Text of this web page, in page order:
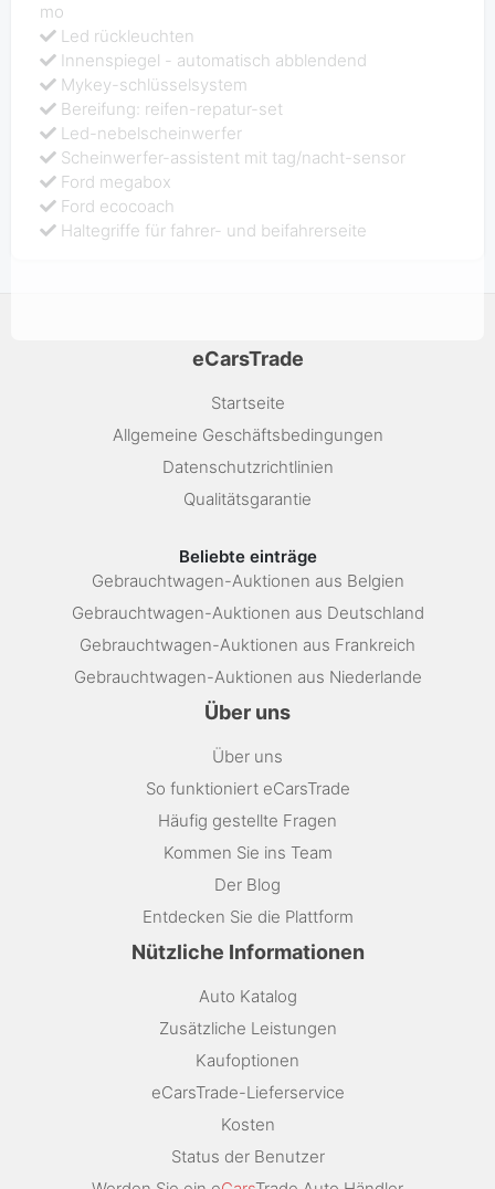
mo
Led rückleuchten
Innenspiegel - automatisch abblendend
Mykey-schlüsselsystem
Bereifung: reifen-repatur-set
Led-nebelscheinwerfer
Scheinwerfer-assistent mit tag/nacht-sensor
Ford megabox
Ford ecocoach
Haltegriffe für fahrer- und beifahrerseite
eCarsTrade
Startseite
Allgemeine Geschäftsbedingungen
Datenschutzrichtlinien
Qualitätsgarantie
Beliebte einträge
Gebrauchtwagen-Auktionen aus Belgien
Gebrauchtwagen-Auktionen aus Deutschland
Gebrauchtwagen-Auktionen aus Frankreich
Gebrauchtwagen-Auktionen aus Niederlande
Über uns
Über uns
So funktioniert eCarsTrade
Häufig gestellte Fragen
Kommen Sie ins Team
Der Blog
Entdecken Sie die Plattform
Nützliche Informationen
Auto Katalog
Zusätzliche Leistungen
Kaufoptionen
eCarsTrade-Lieferservice
Kosten
Status der Benutzer